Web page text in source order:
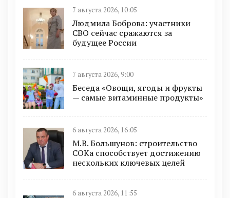
7 августа 2026, 10:05
Людмила Боброва: участники
СВО сейчас сражаются за
будущее России
7 августа 2026, 9:00
Беседа «Овощи, ягоды и фрукты
— самые витаминные продукты»
6 августа 2026, 16:05
М.В. Большунов: строительство
СОКа способствует достижению
нескольких ключевых целей
6 августа 2026, 11:55